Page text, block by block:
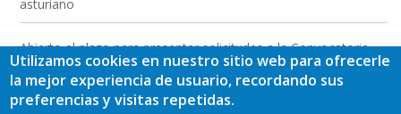
asturiano
Abierto el plazo para presentar solicitudes a la Convocatoria
2026 de las Ayudas LEADER a las inversiones para empresas
del medio rural
Utilizamos cookies en nuestro sitio web para ofrecerle
la mejor experiencia de usuario, recordando sus
preferencias y visitas repetidas.